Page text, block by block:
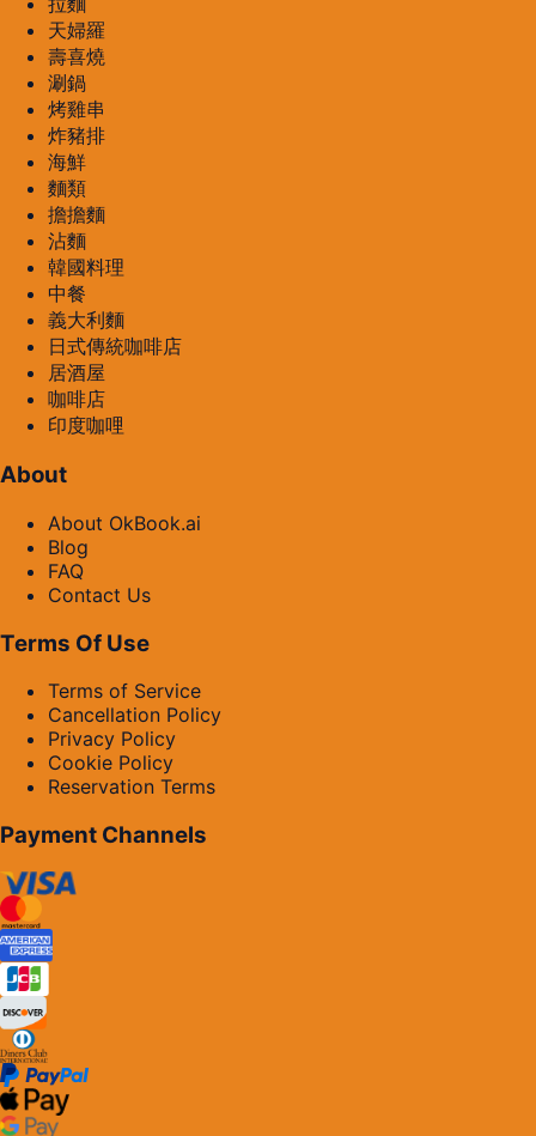
天婦羅
壽喜燒
涮鍋
烤雞串
炸豬排
海鮮
麵類
擔擔麵
沾麵
韓國料理
中餐
義大利麵
日式傳統咖啡店
居酒屋
咖啡店
印度咖哩
About
About OkBook.ai
Blog
FAQ
Contact Us
Terms Of Use
Terms of Service
Cancellation Policy
Privacy Policy
Cookie Policy
Reservation Terms
Payment Channels